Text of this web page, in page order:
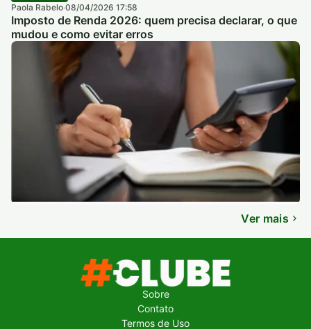
Paola Rabelo·08/04/2026 17:58
Imposto de Renda 2026: quem precisa declarar, o que
mudou e como evitar erros
Ver mais
Sobre
Contato
Termos de Uso